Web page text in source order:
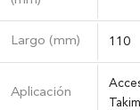
Largo (mm) 110
Aplicación